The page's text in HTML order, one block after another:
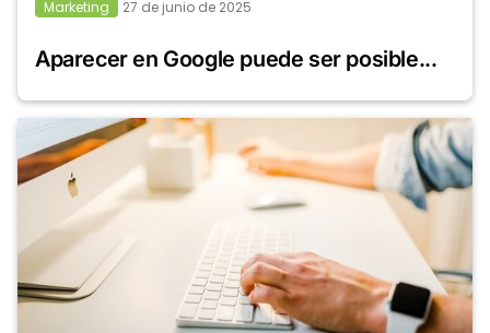
Marketing 27 de junio de 2025
Aparecer en Google puede ser posible...